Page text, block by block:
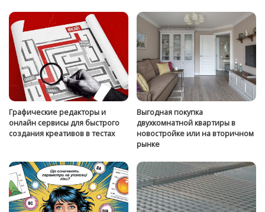
Графические редакторы и
онлайн сервисы для быстрого
создания креативов в тестах
Выгодная покупка
двухкомнатной квартиры в
новостройке или на вторичном
рынке